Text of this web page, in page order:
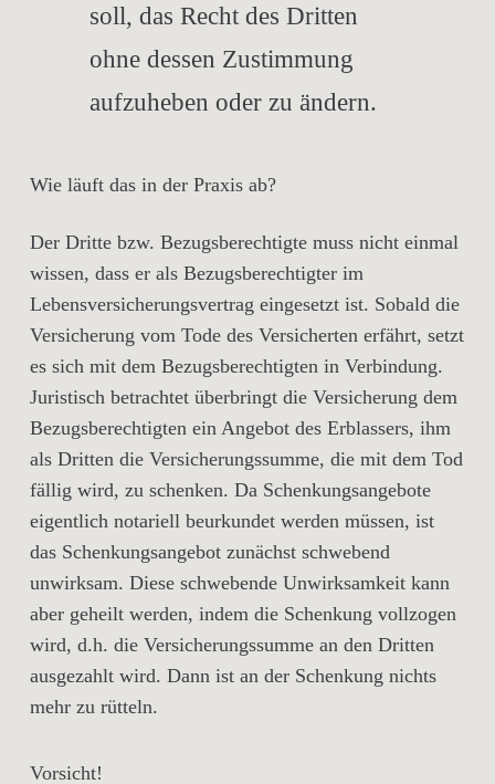
soll, das Recht des Dritten
ohne dessen Zustimmung
aufzuheben oder zu ändern.
Wie läuft das in der Praxis ab?
Der Dritte bzw. Bezugsberechtigte muss nicht einmal
wissen, dass er als Bezugsberechtigter im
Lebensversicherungsvertrag eingesetzt ist. Sobald die
Versicherung vom Tode des Versicherten erfährt, setzt
es sich mit dem Bezugsberechtigten in Verbindung.
Juristisch betrachtet überbringt die Versicherung dem
Bezugsberechtigten ein Angebot des Erblassers, ihm
als Dritten die Versicherungssumme, die mit dem Tod
fällig wird, zu schenken. Da Schenkungsangebote
eigentlich notariell beurkundet werden müssen, ist
das Schenkungsangebot zunächst schwebend
unwirksam. Diese schwebende Unwirksamkeit kann
aber geheilt werden, indem die Schenkung vollzogen
wird, d.h. die Versicherungssumme an den Dritten
ausgezahlt wird. Dann ist an der Schenkung nichts
mehr zu rütteln.
Vorsicht!